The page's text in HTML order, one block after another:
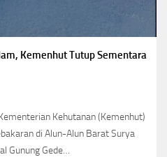
Kemenhut Tutup Sementara
Kehutanan (Kemenhut)
di Alun-Alun Barat Surya
Gunung Gede…